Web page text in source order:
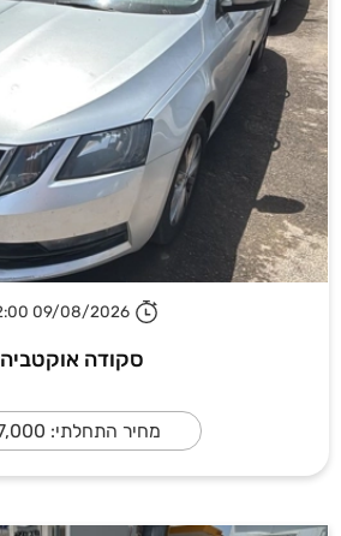
09/08/2026 12:00
סקודה אוקטביה
מחיר התחלתי: 47,000